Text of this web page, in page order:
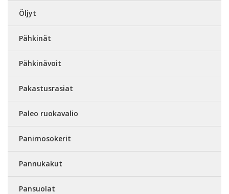
Öljyt
Pähkinät
Pähkinävoit
Pakastusrasiat
Paleo ruokavalio
Panimosokerit
Pannukakut
Pansuolat